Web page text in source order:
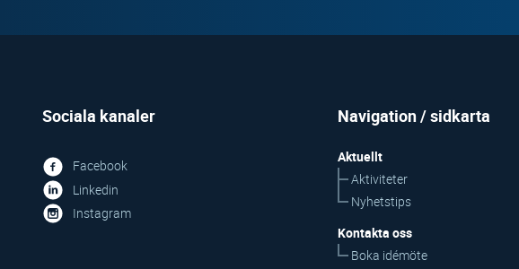
Sociala kanaler
Facebook
Linkedin
Instagram
Navigation / sidkarta
Aktuellt
Aktiviteter
Nyhetstips
Kontakta oss
Boka idémöte